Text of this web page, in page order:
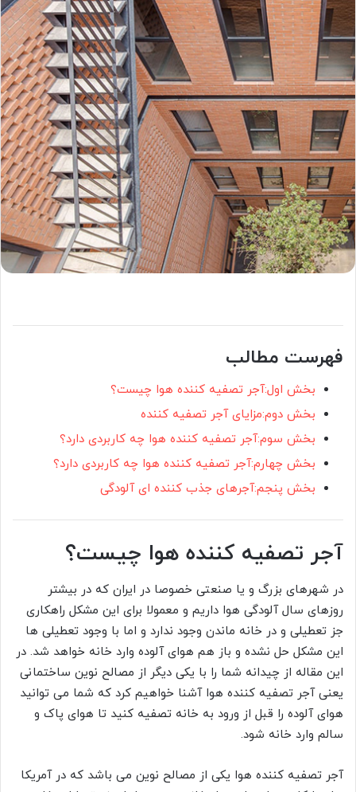
فهرست مطالب
بخش اول:آجر تصفیه کننده هوا چیست؟
بخش دوم:مزایای آجر تصفیه کننده
بخش سوم:آجر تصفیه کننده هوا چه کاربردی دارد؟
بخش چهارم:آجر تصفیه کننده هوا چه کاربردی دارد؟
بخش پنجم:آجرهای جذب کننده ای آلودگی
آجر تصفیه کننده هوا چیست؟
در شهرهای بزرگ و یا صنعتی خصوصا در ایران که در بیشتر
روزهای سال آلودگی هوا داریم و معمولا برای این مشکل راهکاری
جز تعطیلی و در خانه ماندن وجود ندارد و اما با وجود تعطیلی ها
این مشکل حل نشده و باز هم هوای آلوده وارد خانه خواهد شد. در
این مقاله از چیدانه شما را با یکی دیگر از مصالح نوین ساختمانی
یعنی آجر تصفیه کننده هوا آشنا خواهیم کرد که شما می توانید
هوای آلوده را قبل از ورود به خانه تصفیه کنید تا هوای پاک و
سالم وارد خانه شود.
آجر تصفیه کننده هوا یکی از مصالح نوین می باشد که در آمریکا